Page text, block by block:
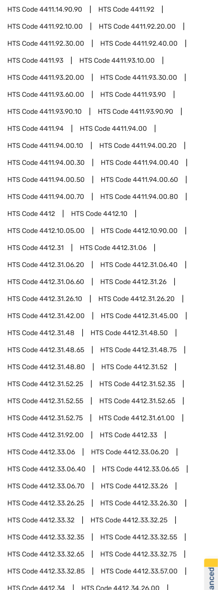
HTS Code4411.14.90.90 HTS Code4411.92
HTS Code4411.92.10.00 HTS Code4411.92.20.00
HTS Code4411.92.30.00 HTS Code4411.92.40.00
HTS Code4411.93 HTS Code4411.93.10.00
HTS Code4411.93.20.00 HTS Code4411.93.30.00
HTS Code4411.93.60.00 HTS Code4411.93.90
HTS Code4411.93.90.10 HTS Code4411.93.90.90
HTS Code4411.94 HTS Code4411.94.00
HTS Code4411.94.00.10 HTS Code4411.94.00.20
HTS Code4411.94.00.30 HTS Code4411.94.00.40
HTS Code4411.94.00.50 HTS Code4411.94.00.60
HTS Code4411.94.00.70 HTS Code4411.94.00.80
HTS Code4412 HTS Code4412.10
HTS Code4412.10.05.00 HTS Code4412.10.90.00
HTS Code4412.31 HTS Code4412.31.06
HTS Code4412.31.06.20 HTS Code4412.31.06.40
HTS Code4412.31.06.60 HTS Code4412.31.26
HTS Code4412.31.26.10 HTS Code4412.31.26.20
HTS Code4412.31.42.00 HTS Code4412.31.45.00
HTS Code4412.31.48 HTS Code4412.31.48.50
HTS Code4412.31.48.65 HTS Code4412.31.48.75
HTS Code4412.31.48.80 HTS Code4412.31.52
HTS Code4412.31.52.25 HTS Code4412.31.52.35
HTS Code4412.31.52.55 HTS Code4412.31.52.65
HTS Code4412.31.52.75 HTS Code4412.31.61.00
HTS Code4412.31.92.00 HTS Code4412.33
HTS Code4412.33.06 HTS Code4412.33.06.20
HTS Code4412.33.06.40 HTS Code4412.33.06.65
HTS Code4412.33.06.70 HTS Code4412.33.26
HTS Code4412.33.26.25 HTS Code4412.33.26.30
HTS Code4412.33.32 HTS Code4412.33.32.25
HTS Code4412.33.32.35 HTS Code4412.33.32.55
HTS Code4412.33.32.65 HTS Code4412.33.32.75
HTS Code4412.33.32.85 HTS Code4412.33.57.00
HTS Code4412.34 HTS Code4412.34.26.00